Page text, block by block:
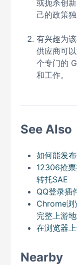
或扼杀创
己的政策独
有兴趣为
供应商可
个专门的
和工作。
See Also
如何能发
12306抢
转托SAE
QQ登录插
Chrome浏
完整上游
在浏览器
Nearby